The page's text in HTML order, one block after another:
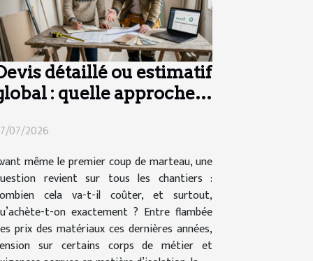
détaillé ou estimatif
: quelle approche
07/2026
même le premier coup de marteau, une
revient sur tous les chantiers :
cela va-t-il coûter, et surtout,
t-on exactement ? Entre flambée
prix des matériaux ces dernières années,
sur certains corps de métier et